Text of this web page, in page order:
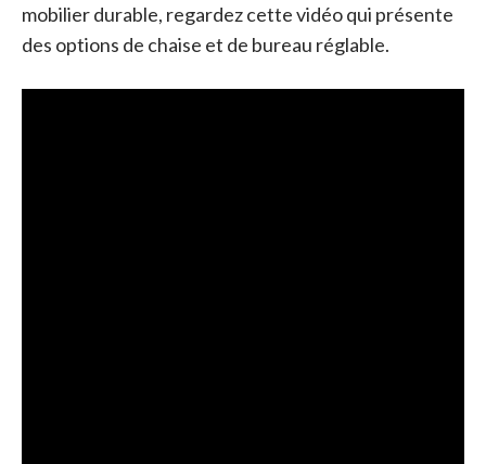
mobilier durable, regardez cette vidéo qui présente
des options de chaise et de bureau réglable.